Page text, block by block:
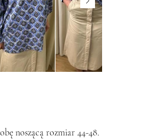
noszącą rozmiar 44-48.